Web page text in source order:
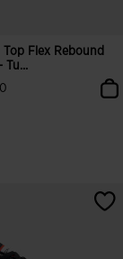
Flex Rebound
Tu...